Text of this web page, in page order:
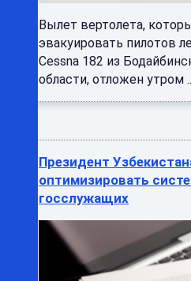
Вылет вертолета,
эвакуировать пилотов
Cessna 182 из
области, отложен утром
Президент
оптимизировать
госслужащих